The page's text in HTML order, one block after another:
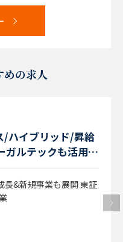
めの求人
/ハイブリッド/昇給
ルテックも活用】
長&新規事業も展開 東証